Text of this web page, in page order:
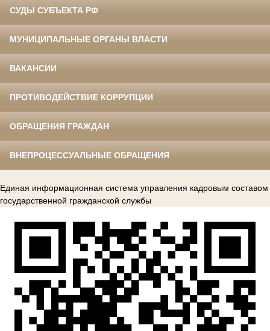
СУДЫ СУБЪЕКТА РФ
МУНИЦИПАЛЬНЫЕ ОРГАНЫ ВЛАСТИ
ВАКАНСИИ
ПРОТИВОДЕЙСТВИЕ КОРРУПЦИИ
ОБРАЩЕНИЯ ГРАЖДАН
ВНЕПРОЦЕССУАЛЬНЫЕ ОБРАЩЕНИЯ
Единая информационная система управления кадровым составом
государственной гражданской службы